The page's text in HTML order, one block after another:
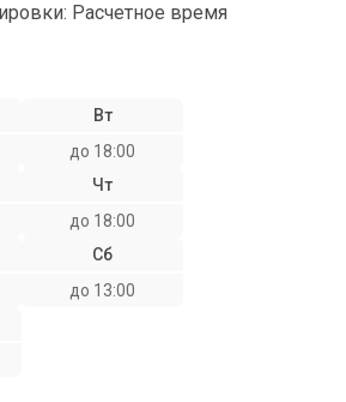
Расчетное время
Вт
до 18:00
Чт
до 18:00
Сб
до 13:00